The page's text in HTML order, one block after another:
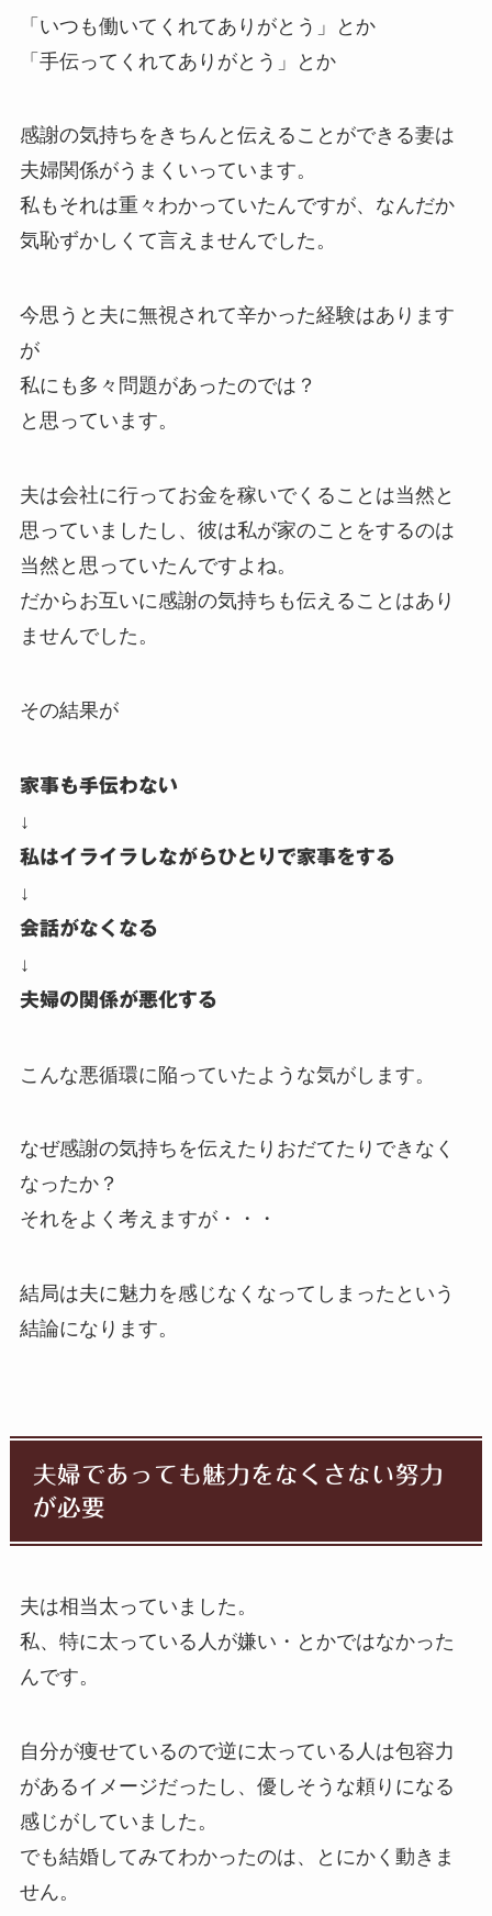
「いつも働いてくれてありがとう」とか
「手伝ってくれてありがとう」とか
感謝の気持ちをきちんと伝えることができる妻は
夫婦関係がうまくいっています。
私もそれは重々わかっていたんですが、なんだか
気恥ずかしくて言えませんでした。
今思うと夫に無視されて辛かった経験はあります
が
私にも多々問題があったのでは？
と思っています。
夫は会社に行ってお金を稼いでくることは当然と
思っていましたし、彼は私が家のことをするのは
当然と思っていたんですよね。
だからお互いに感謝の気持ちも伝えることはあり
ませんでした。
その結果が
家事も手伝わない
↓
私はイライラしながらひとりで家事をする
↓
会話がなくなる
↓
夫婦の関係が悪化する
こんな悪循環に陥っていたような気がします。
なぜ感謝の気持ちを伝えたりおだてたりできなく
なったか？
それをよく考えますが・・・
結局は夫に魅力を感じなくなってしまったという
結論になります。
夫婦であっても魅力をなくさない努力
が必要
夫は相当太っていました。
私、特に太っている人が嫌い・とかではなかった
んです。
自分が痩せているので逆に太っている人は包容力
があるイメージだったし、優しそうな頼りになる
感じがしていました。
でも結婚してみてわかったのは、とにかく動きま
せん。